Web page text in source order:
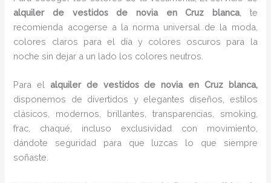
alquiler de vestidos de novia en Cruz blanca, te
recomienda acogerse a la norma universal de la moda,
colores claros para el día y colores oscuros para la
noche sin dejar a un lado los colores neutros.
Para elalquiler de vestidos de novia en Cruz blanca,
disponemos de divertidos y elegantes diseños, estilos
clásicos, modernos, brillantes, transparencias, smoking,
frac, chaqué, incluso exclusividad con movimiento,
dándote seguridad para que luzcas lo que siempre
soñaste.